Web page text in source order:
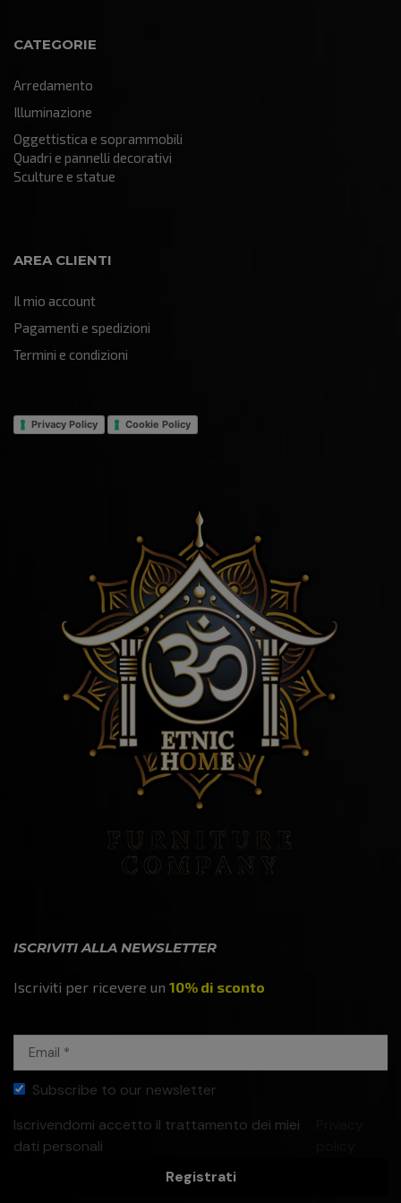
CATEGORIE
Arredamento
Illuminazione
Oggettistica e soprammobili
Quadri e pannelli decorativi
Sculture e statue
AREA CLIENTI
Il mio account
Pagamenti e spedizioni
Termini e condizioni
Privacy Policy Cookie Policy
ISCRIVITI ALLA NEWSLETTER
Iscriviti per ricevere un 10% di sconto
Subscribe to our newsletter
Iscrivendomi accetto il trattamento dei miei
dati personali
Registrati